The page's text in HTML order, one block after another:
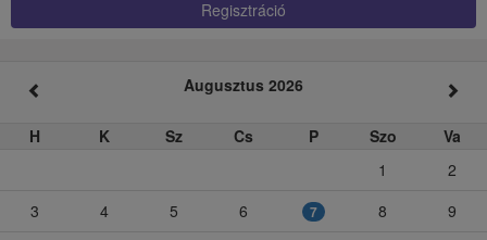
Regisztráció
Augusztus 2026
H K Sz Cs P Szo
Va
1
2
3
4 5 6 7 8
9